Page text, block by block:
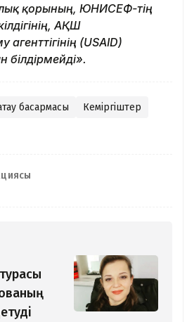
қорының, ЮНИСЕФ-тің
АҚШ
(USAID)
білдірмейді».
басқармасы
Кеміргіштер